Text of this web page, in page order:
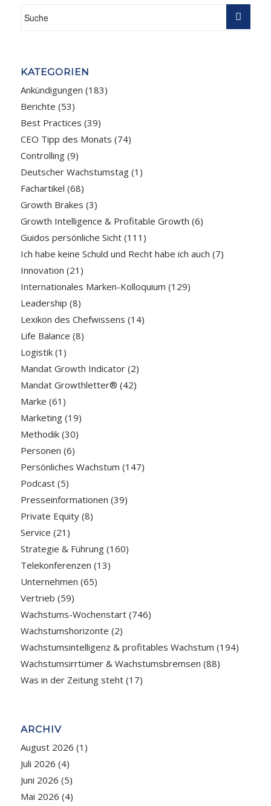
KATEGORIEN
Ankündigungen (183)
Berichte (53)
Best Practices (39)
CEO Tipp des Monats (74)
Controlling(9)
Deutscher Wachstumstag(1)
Fachartikel (68)
Growth Brakes (3)
Growth Intelligence & Profitable Growth (6)
Guidos persönliche Sicht(111)
Ich habe keine Schuld und Recht habe ich auch (7)
Innovation (21)
Internationales Marken-Kolloquium (129)
Leadership (8)
Lexikon des Chefwissens (14)
Life Balance (8)
Logistik(1)
Mandat Growth Indicator(2)
Mandat Growthletter® (42)
Marke (61)
Marketing(19)
Methodik(30)
Personen (6)
Persönliches Wachstum (147)
Podcast(5)
Presseinformationen (39)
Private Equity(8)
Service (21)
Strategie & Führung(160)
Telekonferenzen (13)
Unternehmen (65)
Vertrieb (59)
Wachstums-Wochenstart(746)
Wachstumshorizonte (2)
Wachstumsintelligenz & profitables Wachstum (194)
Wachstumsirrtümer & Wachstumsbremsen (88)
Was in der Zeitung steht(17)
ARCHIV
August 2026 (1)
Juli 2026 (4)
Juni 2026 (5)
Mai 2026 (4)